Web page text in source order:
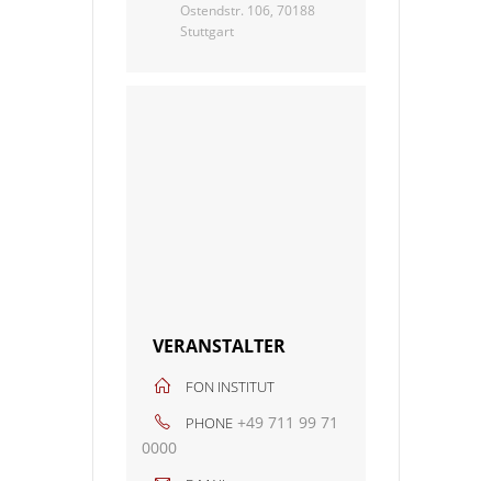
Ostendstr. 106, 70188
Stuttgart
VERANSTALTER
FON INSTITUT
PHONE +49 711 99 71
0000